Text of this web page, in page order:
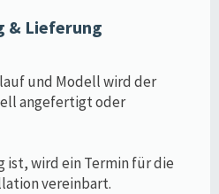
& Lieferung
und Modell wird der
angefertigt oder
ist, wird ein Termin für die
vereinbart.